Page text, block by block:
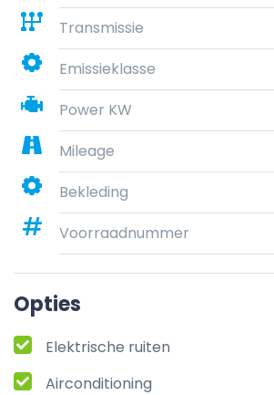
Transmissie
Emissieklasse
Power KW
Mileage
Bekleding
Voorraadnummer
Opties
Elektrische ruiten
Airconditioning